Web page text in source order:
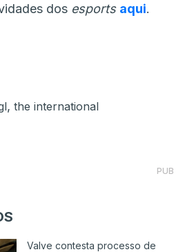
dos esports aqui.
, the international
PUB
Valve contesta processo de